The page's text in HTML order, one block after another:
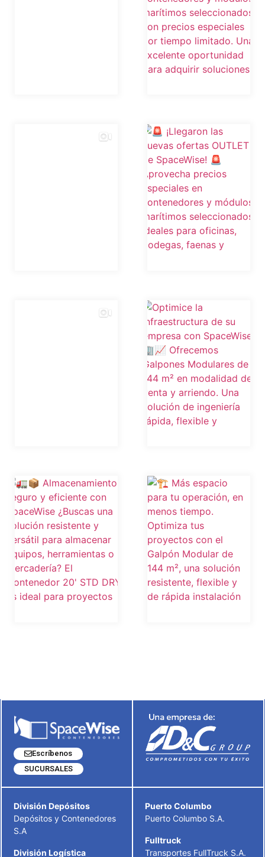
Escríbenos
SUCURSALES
División Depósitos
Depósitos y Contenedores
S.A
División Logística
Puerto Columbo
Puerto Columbo S.A.
Fulltruck
Transportes FullTruck S.A.